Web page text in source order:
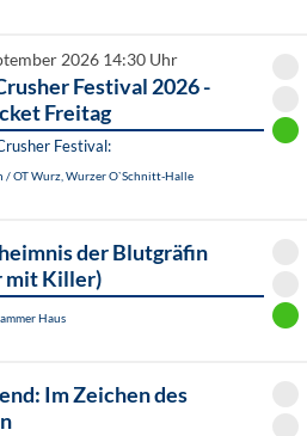
2026 14:30 Uhr
Festival 2026 -
Freitag
Festival:
/ OT Wurz, Wurzer O`Schnitt-Halle
der Blutgräfin
mit Killer)
Haus
Im Zeichen des